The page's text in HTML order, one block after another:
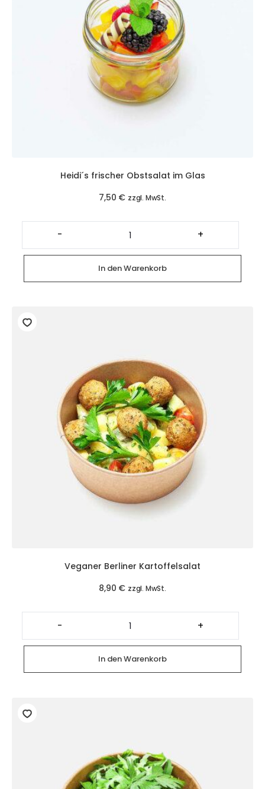
Heidi´s frischer Obstsalat im Glas
7,50 € zzgl. MwSt.
-
Heidi
´s
frischer
Obstsalat
im
Glas
Menge
+
In den Warenkorb
Veganer Berliner Kartoffelsalat
8,90 € zzgl. MwSt.
-
Veganer
Berliner
Kartoffelsalat
Menge
+
In den Warenkorb